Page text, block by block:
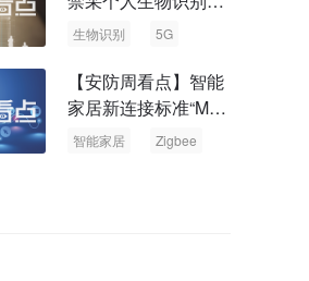
息 中国5G基站占全
生物识别 5G
【安防周看点】智能
家居新连接标准“Matt
er” Zigbee联盟更名
智能家居 Zigbee